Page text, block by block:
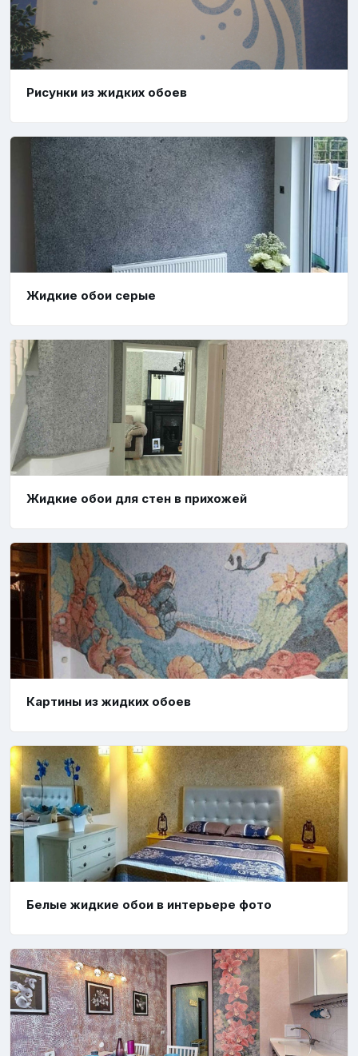
Рисунки из жидких обоев
Жидкие обои серые
Жидкие обои для стен в прихожей
Картины из жидких обоев
Белые жидкие обои в интерьере фото